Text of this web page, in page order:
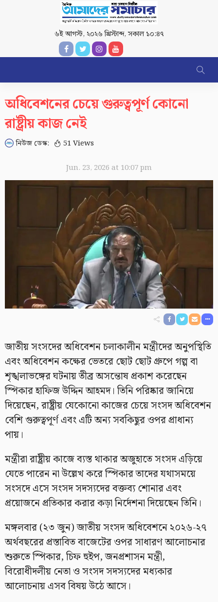
৬ই আগস্ট, ২০২৬ খ্রিস্টাব্দ,সকাল ১০:৪৭
অধিবেশনের চেয়ে গুরুত্বপূর্ণ কোনো
রাষ্ট্রীয় কাজ নেই
নিউজ ডেস্ক: 51 Views
Jun. 23, 2026 at 10:07 pm
জাতীয় সংসদের অধিবেশন চলাকালীন মন্ত্রীদের অনুপস্থিতি
এবং অধিবেশন কক্ষের ভেতরে ছোট ছোট গ্রুপে গল্প বা
শৃঙ্খলাভঙ্গের ঘটনায় তীব্র অসন্তোষ প্রকাশ করেছেন
স্পিকার হাফিজ উদ্দিন আহমদ। তিনি পরিষ্কার জানিয়ে
দিয়েছেন, রাষ্ট্রীয় যেকোনো কাজের চেয়ে সংসদ অধিবেশন
বেশি গুরুত্বপূর্ণ এবং এটি অন্য সবকিছুর ওপর প্রাধান্য
পায়।
মন্ত্রীরা রাষ্ট্রীয় কাজে ব্যস্ত থাকার অজুহাতে সংসদ এড়িয়ে
যেতে পারেন না উল্লেখ করে স্পিকার তাদের যথাসময়ে
সংসদে এসে সংসদ সদস্যদের বক্তব্য শোনার এবং
প্রয়োজনে প্রতিকার করার কড়া নির্দেশনা দিয়েছেন তিনি।
মঙ্গলবার (২৩ জুন) জাতীয় সংসদ অধিবেশনে ২০২৬-২৭
অর্থবছরের প্রস্তাবিত বাজেটের ওপর সাধারণ আলোচনার
শুরুতে স্পিকার, চিফ হুইপ, জনপ্রশাসন মন্ত্রী,
বিরোধীদলীয় নেতা ও সংসদ সদস্যদের মধ্যকার
আলোচনায় এসব বিষয় উঠে আসে।